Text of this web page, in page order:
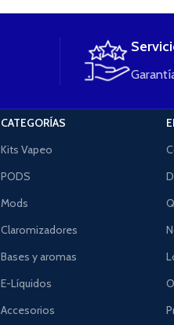
CATEGORÍAS
Kits Vapeo
PODS
Mods
Claromizadores
Bases y aromas
E-Líquidos
Accesorios